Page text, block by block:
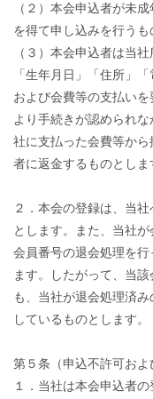
（２）本会申込者が未
を得て申し込みを行うも
（３）本会申込者は当
「生年月日」「住所」
および会費等の支払い
より手続きが認められ
社に支払った会費等か
者に返金するものとしま
２．本会の登録は、当
とします。また、当社
会員番号の退会処理を
ます。したがって、当
も、当社が退会処理済
しているものとします。
第５条（申込不許可およ
１．当社は本会申込者